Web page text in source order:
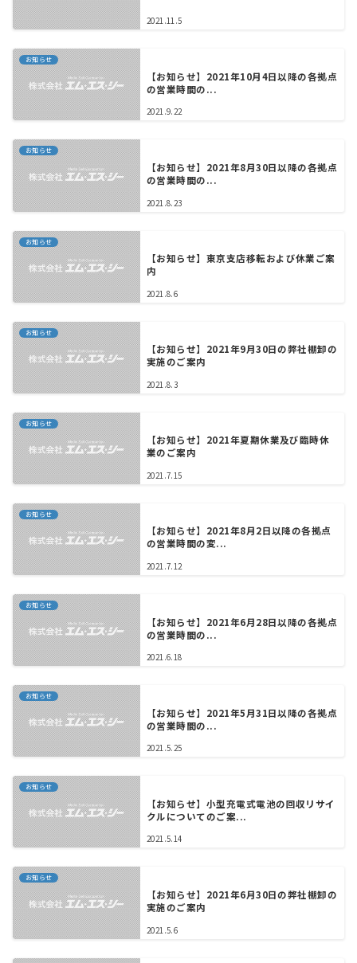
2021.11.5
お知らせ
【お知らせ】2021年10月4日以降の各拠点
の営業時間の...
2021.9.22
お知らせ
【お知らせ】2021年8月30日以降の各拠点
の営業時間の...
2021.8.23
お知らせ
【お知らせ】東京支店移転および休業ご案
内
2021.8.6
お知らせ
【お知らせ】2021年9月30日の弊社棚卸の
実施のご案内
2021.8.3
お知らせ
【お知らせ】2021年夏期休業及び臨時休
業のご案内
2021.7.15
お知らせ
【お知らせ】2021年8月2日以降の各拠点
の営業時間の変...
2021.7.12
お知らせ
【お知らせ】2021年6月28日以降の各拠点
の営業時間の...
2021.6.18
お知らせ
【お知らせ】2021年5月31日以降の各拠点
の営業時間の...
2021.5.25
お知らせ
【お知らせ】小型充電式電池の回収リサイ
クルについてのご案...
2021.5.14
お知らせ
【お知らせ】2021年6月30日の弊社棚卸の
実施のご案内
2021.5.6